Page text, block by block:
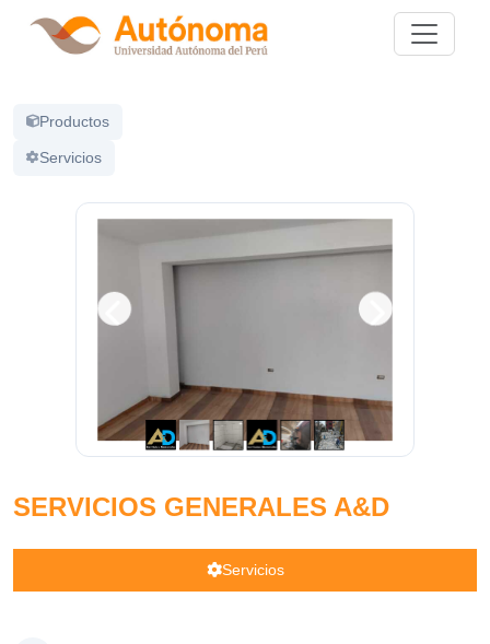
Productos
Servicios
SERVICIOS GENERALES A&D
Servicios